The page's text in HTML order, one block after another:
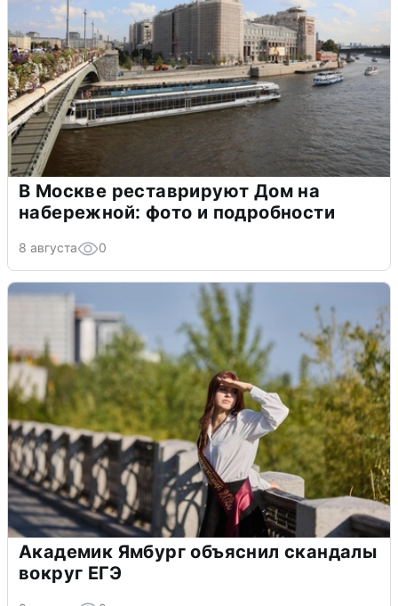
В Москве реставрируют Дом на
набережной: фото и подробности
8 августа 0
Академик Ямбург объяснил скандалы
вокруг ЕГЭ